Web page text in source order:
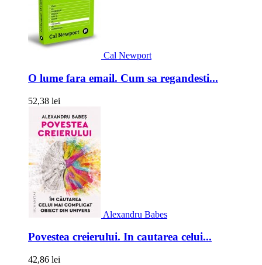
Cal Newport
O lume fara email. Cum sa regandesti...
52,38 lei
Alexandru Babes
Povestea creierului. In cautarea celui...
42,86 lei